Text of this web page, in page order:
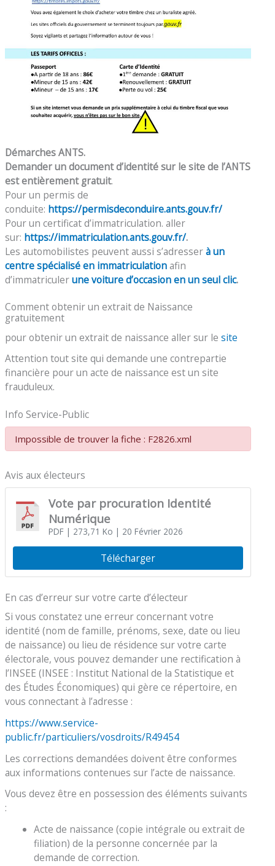
Démarches ANTS.
Demander un document d’identité sur le site de l’ANTS
est entièrement gratuit.
Pour un permis de
conduite: https://permisdeconduire.ants.gouv.fr/
Pour un certificat d’immatriculation. aller
sur: https://immatriculation.ants.gouv.fr/.
Les automobilistes peuvent aussi s’adresserà un
centre spécialisé en immatriculationafin
d’immatriculerune voiture d’occasion en un seul clic.
Comment obtenir un extrait de Naissance
gratuitement
pour obtenir un extrait de naissance aller sur le site
Attention tout site qui demande une contrepartie
financière pour un acte de naissance est un site
frauduleux.
Info Service-Public
Impossible de trouver la fiche : F2826.xml
Avis aux électeurs
Vote par procuration Identité
Numérique
PDF| 273,71 Ko | 20 Février 2026
Télécharger
En cas d’erreur sur votre carte d’électeur
Si vous constatez une erreur concernant votre
identité (nom de famille, prénoms, sexe, date ou lieu
de naissance) ou lieu de résidence sur votre carte
électorale, vous pouvez demander une rectification à
l’INSEE (INSEE : Institut National de la Statistique et
des Études Économiques) qui gère ce répertoire, en
vous connectant à l’adresse :
https://www.service-
public.fr/particuliers/vosdroits/R49454
Les corrections demandées doivent être conformes
aux informations contenues sur l’acte de naissance.
Vous devez être en possession des éléments suivants
:
Acte de naissance (copie intégrale ou extrait de
filiation) de la personne concernée par la
demande de correction.